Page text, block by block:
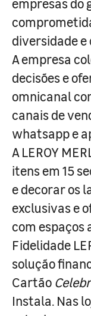
diversidade
A empresa
decisões e
omnicanal
canais de
whatsapp e
A LEROY
itens em 15
e decorar os
exclusivas e
com espaços
Fidelidade
solução
Cartão
Instala. Nas